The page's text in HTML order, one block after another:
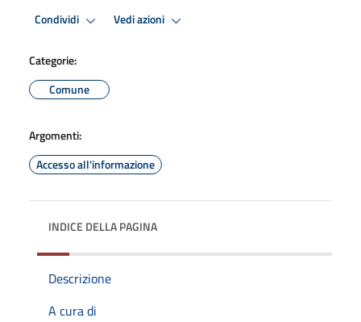
Condividi Vedi azioni
Categorie:
Comune
Argomenti:
Accesso all'informazione
INDICE DELLA PAGINA
Descrizione
A cura di